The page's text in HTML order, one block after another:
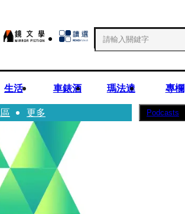
生活 車錶酒 瑪法達 專欄
更多 Podcasts